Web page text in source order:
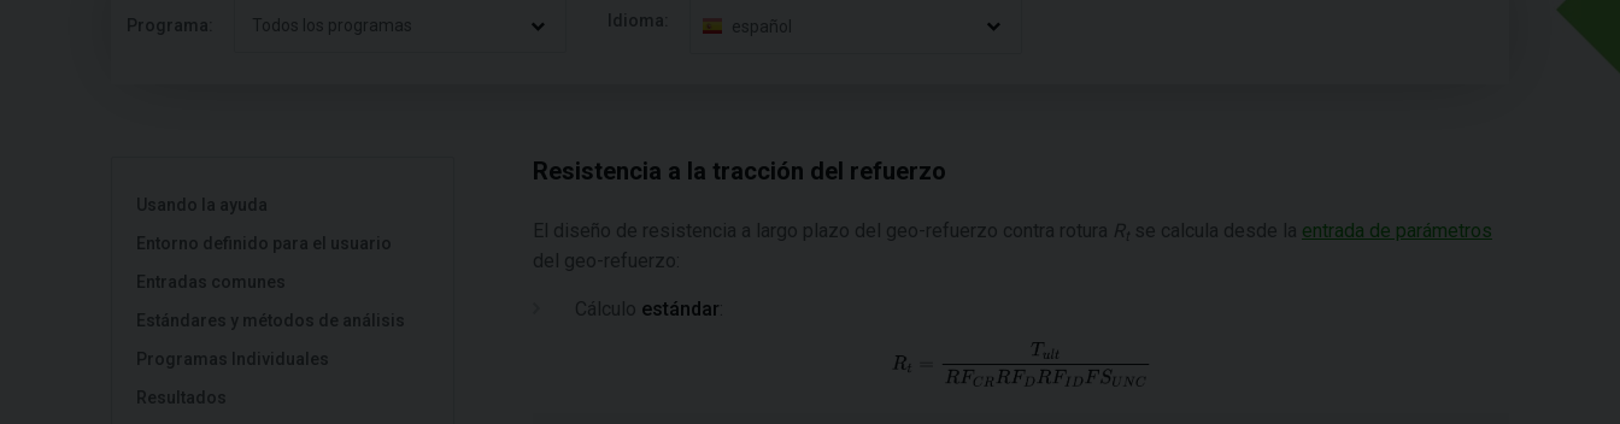
Programa: Todos los programas Idioma: español
Usando la ayuda
Entorno definido para el usuario
Entradas comunes
Estándares y métodos de análisis
Programas Individuales
Resultados
Resistencia a la tracción del refuerzo
El diseño de resistencia a largo plazo del geo-refuerzo contra rotura Rt se calcula desde la entrada de parámetros
del geo-refuerzo:
Cálculo estándar